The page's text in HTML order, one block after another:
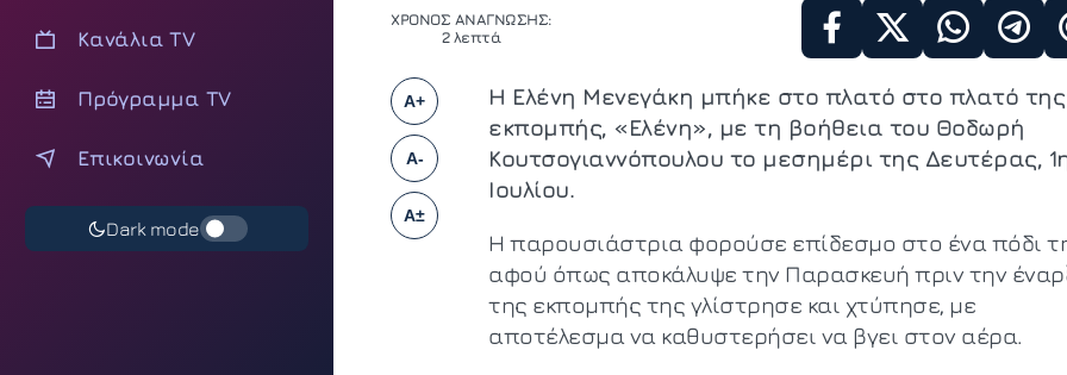
Κανάλια TV
Πρόγραμμα TV
Επικοινωνία
Dark mode
ΧΡΟΝΟΣ ΑΝΑΓΝΩΣΗΣ:
2 λεπτά
A+
A-
A±
Η Ελένη Μενεγάκη μπήκε στο πλατό στο πλατό της
εκπομπής, «Ελένη», με τη βοήθεια του Θοδωρή
Κουτσογιαννόπουλου το μεσημέρι της Δευτέρας,
Ιουλίου.
Η παρουσιάστρια φορούσε επίδεσμο στο ένα πόδι
αφού όπως αποκάλυψε την Παρασκευή πριν την
της εκπομπής της γλίστρησε και χτύπησε, με
αποτέλεσμα να καθυστερήσει να βγει στον αέρα.